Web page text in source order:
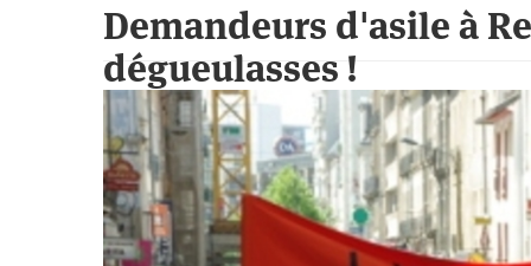
Entreprises
Entreprises
Automobile
Aéronautique
Commerce
Oppressions
Oppressions
Antiracisme
Féminisme
Économie
Écologie
Éducation
Chine
États-
Unis
Continents
Continents
Afrique
Demandeurs d'asile à
dégueulasses !